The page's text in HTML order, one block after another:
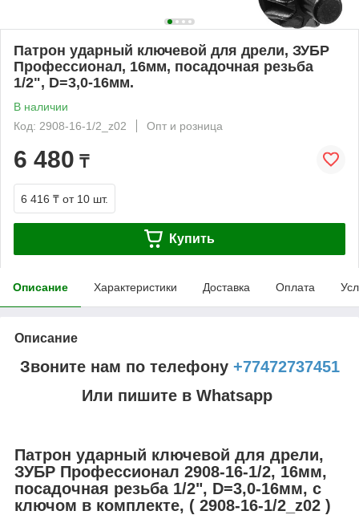
Патрон ударный ключевой для дрели, ЗУБР
Профессионал, 16мм, посадочная резьба
1/2", D=3,0-16мм.
В наличии
Код: 2908-16-1/2_z02
Опт и розница
6 480 ₸
6 416 ₸ от 10 шт.
Купить
Описание Характеристики Доставка Оплата
Описание
Звоните нам по телефону +77472737451
Или пишите в Whatsapp
Патрон ударный ключевой для дрели,
ЗУБР Профессионал 2908-16-1/2, 16мм,
посадочная резьба 1/2", D=3,0-16мм, с
ключом в комплекте, ( 2908-16-1/2_z02 )